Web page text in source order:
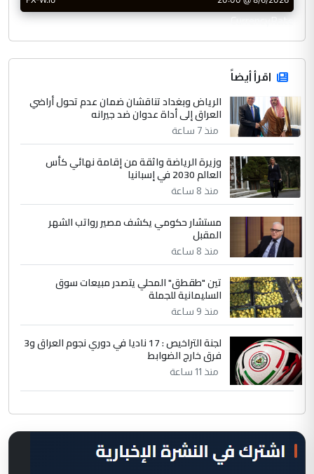
CurrencyRate
اقرأ أيضاً
الرياض وبغداد تناقشان ضمان عدم تحول أراضي
العراق إلى أداة عدوان ضد جيرانه
منذ 7 ساعة
وزيرة الرياضة واثقة من إقامة نهائي كأس
العالم 2030 في إسبانيا
منذ 8 ساعة
مستشار حكومي يكشف مصير رواتب الشهر
المقبل
منذ 8 ساعة
تين "طقطق" المحلي يتصدر مبيعات سوق
السليمانية للجملة
منذ 9 ساعة
لجنة التراخيص : 17 ناديا في دوري نجوم العراق و3
فرق خارج الضوابط
منذ 11 ساعة